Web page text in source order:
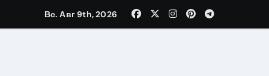
Вс. Авг 9th, 2026